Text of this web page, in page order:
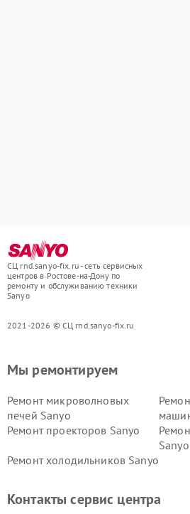
СЦ rnd.sanyo-fix.ru - сеть сервисных
центров в Ростове-на-Дону по
ремонту и обслуживанию техники
Sanyo
2021-2026 © СЦ rnd.sanyo-fix.ru
Мы ремонтируем
Ремонт микроволновых
печей Sanyo
Ремонт проекторов Sanyo
Sanyo
Ремонт холодильников Sanyo
Контакты сервис центра